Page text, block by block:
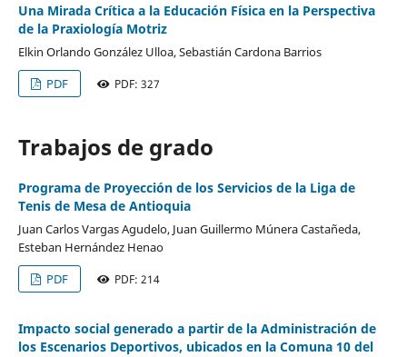
Una Mirada Crítica a la Educación Física en la Perspectiva
de la Praxiología Motriz
Elkin Orlando González Ulloa, Sebastián Cardona Barrios
PDF
PDF: 327
Trabajos de grado
Programa de Proyección de los Servicios de la Liga de
Tenis de Mesa de Antioquia
Juan Carlos Vargas Agudelo, Juan Guillermo Múnera Castañeda,
Esteban Hernández Henao
PDF
PDF: 214
Impacto social generado a partir de la Administración de
los Escenarios Deportivos, ubicados en la Comuna 10 del